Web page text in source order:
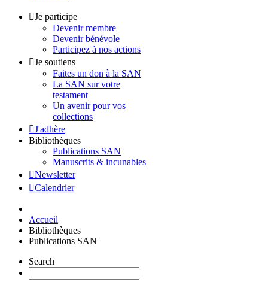
Je participe
Devenir membre
Devenir bénévole
Participez à nos actions
Je soutiens
Faites un don à la SAN
La SAN sur votre
testament
Un avenir pour vos
collections
J'adhère
Bibliothèques
Publications SAN
Manuscrits & incunables
Newsletter
Calendrier
Accueil
Bibliothèques
Publications SAN
Search